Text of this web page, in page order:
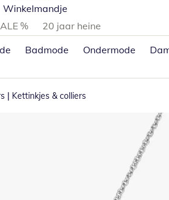
Winkelmandje
%
20 jaar heine
Badmode Ondermode
| Kettinkjes & colliers